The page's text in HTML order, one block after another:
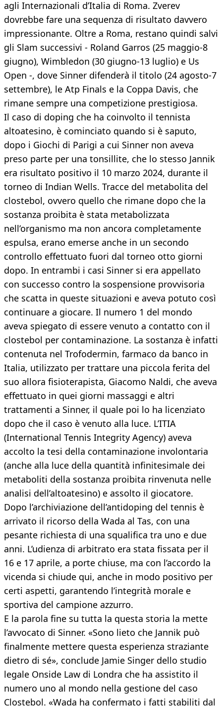
agli Internazionali d’Italia di Roma. Zverev
dovrebbe fare una sequenza di risultato davvero
impressionante. Oltre a Roma, restano quindi salvi
gli Slam successivi - Roland Garros (25 maggio-8
giugno), Wimbledon (30 giugno-13 luglio) e Us
Open -, dove Sinner difenderà il titolo (24 agosto-7
settembre), le Atp Finals e la Coppa Davis, che
rimane sempre una competizione prestigiosa.
Il caso di doping che ha coinvolto il tennista
altoatesino, è cominciato quando si è saputo,
dopo i Giochi di Parigi a cui Sinner non aveva
preso parte per una tonsillite, che lo stesso Jannik
era risultato positivo il 10 marzo 2024, durante il
torneo di Indian Wells. Tracce del metabolita del
clostebol, ovvero quello che rimane dopo che la
sostanza proibita è stata metabolizzata
nell’organismo ma non ancora completamente
espulsa, erano emerse anche in un secondo
controllo effettuato fuori dal torneo otto giorni
dopo. In entrambi i casi Sinner si era appellato
con successo contro la sospensione provvisoria
che scatta in queste situazioni e aveva potuto così
continuare a giocare. Il numero 1 del mondo
aveva spiegato di essere venuto a contatto con il
clostebol per contaminazione. La sostanza è infatti
contenuta nel Trofodermin, farmaco da banco in
Italia, utilizzato per trattare una piccola ferita del
suo allora fisioterapista, Giacomo Naldi, che aveva
effettuato in quei giorni massaggi e altri
trattamenti a Sinner, il quale poi lo ha licenziato
dopo che il caso è venuto alla luce. L’ITIA
(International Tennis Integrity Agency) aveva
accolto la tesi della contaminazione involontaria
(anche alla luce della quantità infinitesimale dei
metaboliti della sostanza proibita rinvenuta nelle
analisi dell’altoatesino) e assolto il giocatore.
Dopo l’archiviazione dell’antidoping del tennis è
arrivato il ricorso della Wada al Tas, con una
pesante richiesta di una squalifica tra uno e due
anni. L’udienza di arbitrato era stata fissata per il
16 e 17 aprile, a porte chiuse, ma con l’accordo la
vicenda si chiude qui, anche in modo positivo per
certi aspetti, garantendo l’integrità morale e
sportiva del campione azzurro.
E la parola fine su tutta la questa storia la mette
l’avvocato di Sinner. «Sono lieto che Jannik può
finalmente mettere questa esperienza straziante
dietro di sé», conclude Jamie Singer dello studio
legale Onside Law di Londra che ha assistito il
numero uno al mondo nella gestione del caso
Clostebol. «Wada ha confermato i fatti stabiliti dal